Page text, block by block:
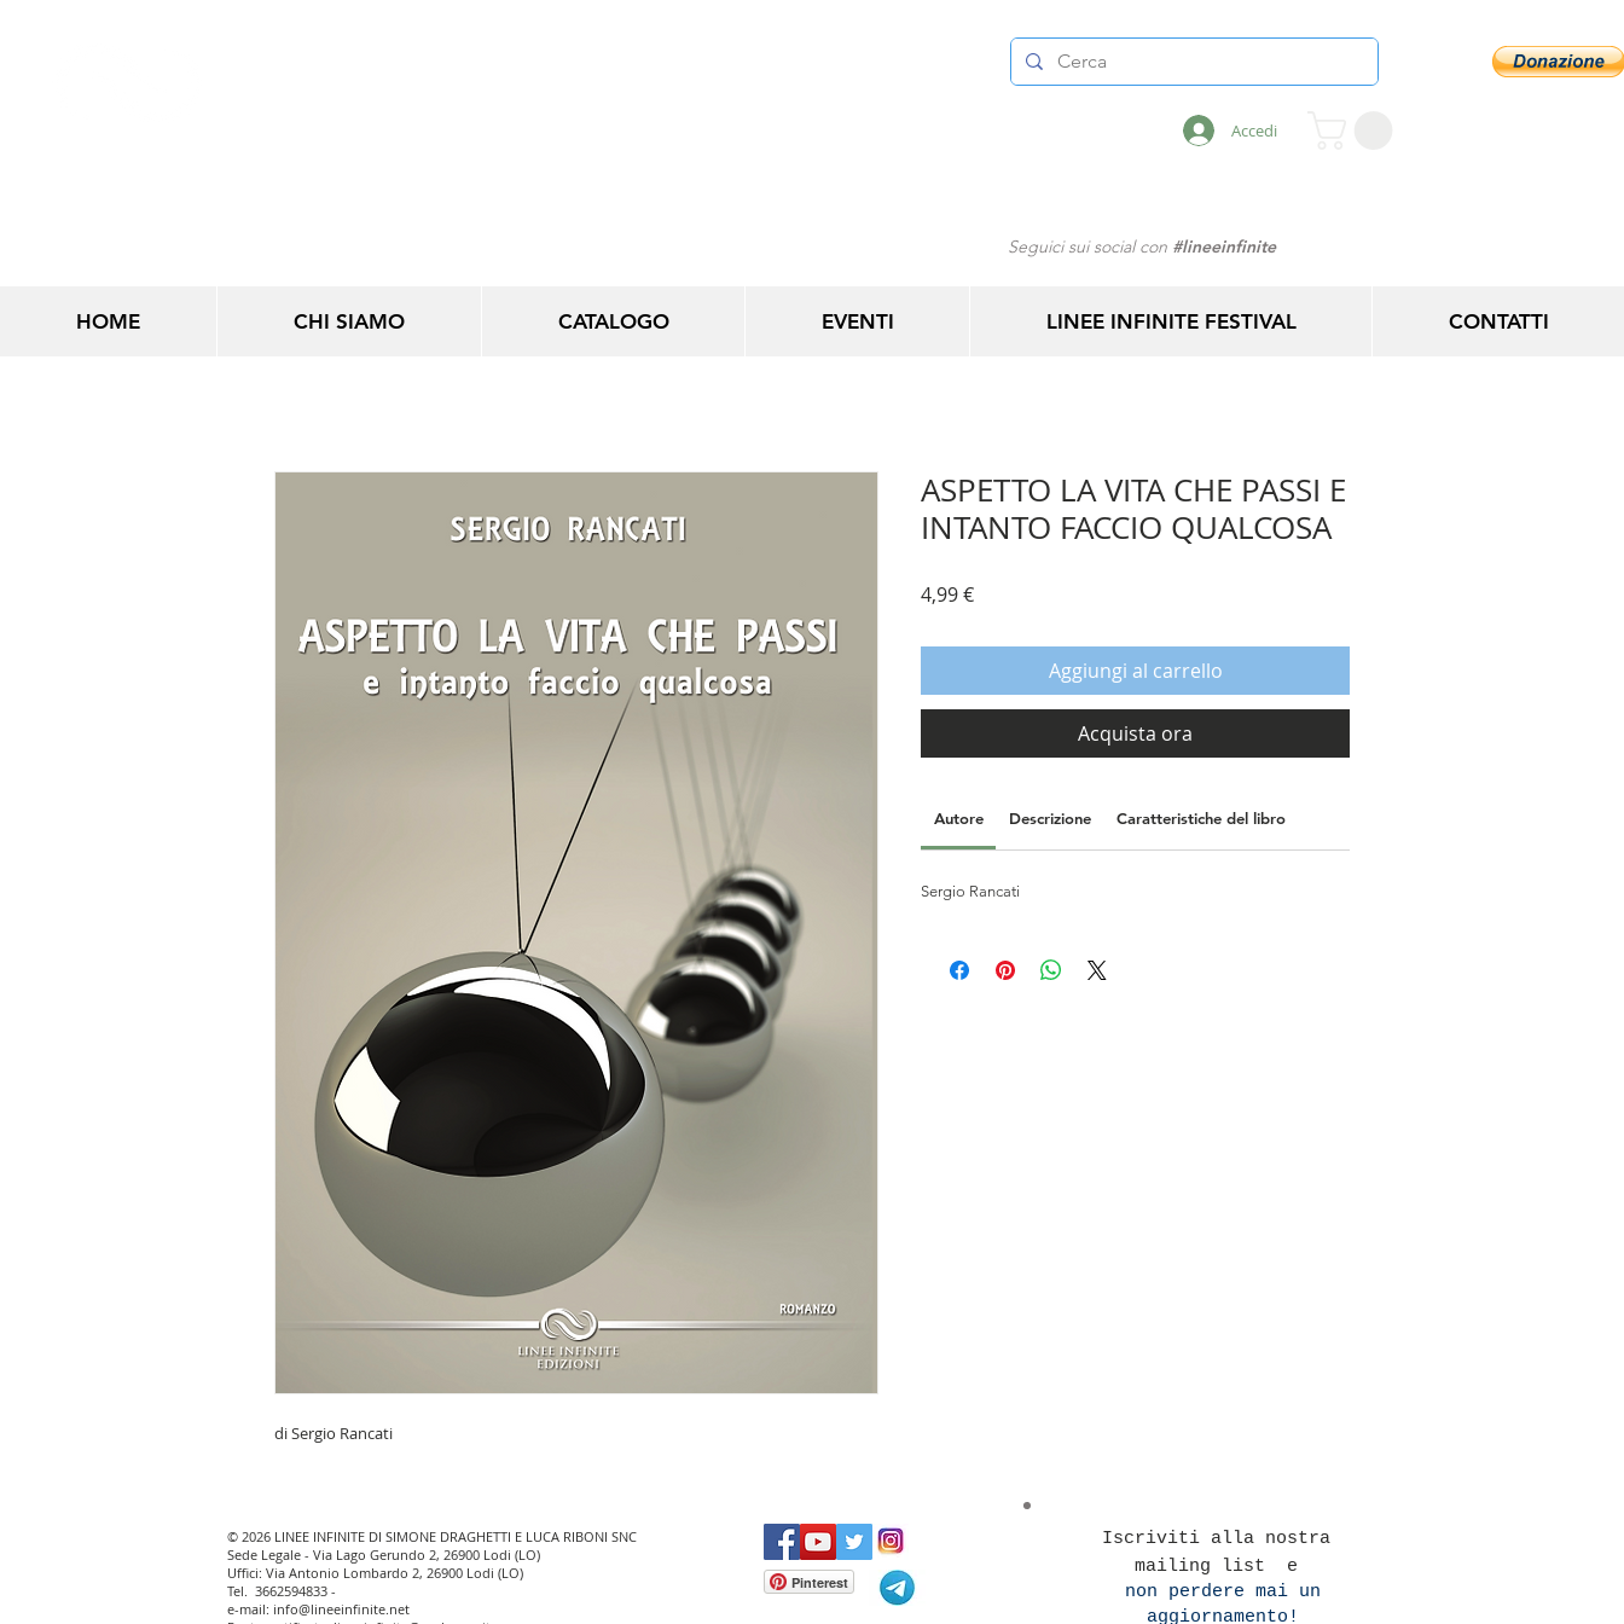
Accedi
Seguici sui social con #lineeinfinite
HOME CHI SIAMO CATALOGO EVENTI LINEE INFINITE FESTIVAL CONTATTI
di Sergio Rancati
ASPETTO LA VITA CHE PASSI E
INTANTO FACCIO QUALCOSA
4,99 €Prezzo
Aggiungi al carrello
Acquista ora
Autore Descrizione Caratteristiche del libro
Sergio Rancati
© 2026 LINEE INFINITE DI SIMONE DRAGHETTI E LUCA RIBONI SNC
Sede Legale - Via Lago Gerundo 2, 26900 Lodi (LO)
Uffici: Via Antonio Lombardo 2, 26900 Lodi (LO)
Tel. 3662594833 -
e-mail: info@lineeinfinite.net
Pinterest
Iscriviti alla nostra
mailing list e
non perdere mai un
aggiornamento!